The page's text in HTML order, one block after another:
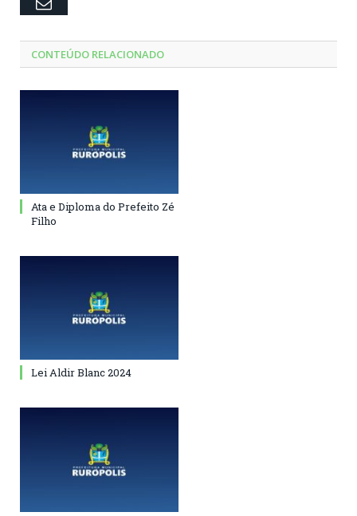
CONTEÚDO RELACIONADO
Ata e Diploma do Prefeito Zé
Filho
Lei Aldir Blanc 2024